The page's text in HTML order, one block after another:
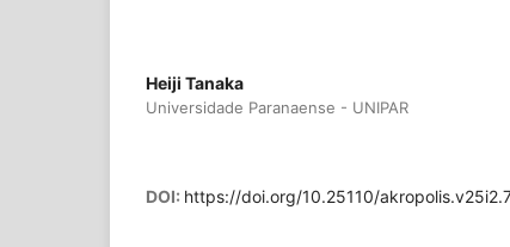
Heiji Tanaka
Universidade Paranaense - UNIPAR
DOI: https://doi.org/10.25110/